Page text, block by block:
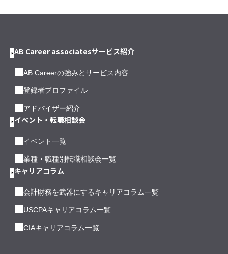
AB Career associatesサービス紹介
AB Careerの強みとサービス内容
登録者プロファイル
アドバイザー紹介
イベント・転職相談会
イベント一覧
業種・職種別転職相談会一覧
キャリアコラム
会計財務を武器にするキャリアコラム一覧
USCPAキャリアコラム一覧
CIAキャリアコラム一覧